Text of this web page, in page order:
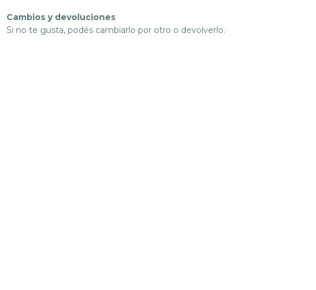
Cambios y devoluciones
Si no te gusta, podés cambiarlo por otro o devolverlo.